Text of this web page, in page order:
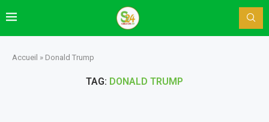
Accueil » Donald Trump
TAG: DONALD TRUMP